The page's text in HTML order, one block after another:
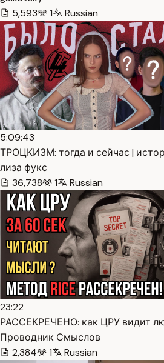
5,593
1 Russian
5:09:43
ТРОЦКИЗМ: тогда и сейчас |
лиза фукс
36,738
1 Russian
23:22
РАССЕКРЕЧЕНО: как ЦРУ видит
Проводник Смыслов
2,384
1 Russian